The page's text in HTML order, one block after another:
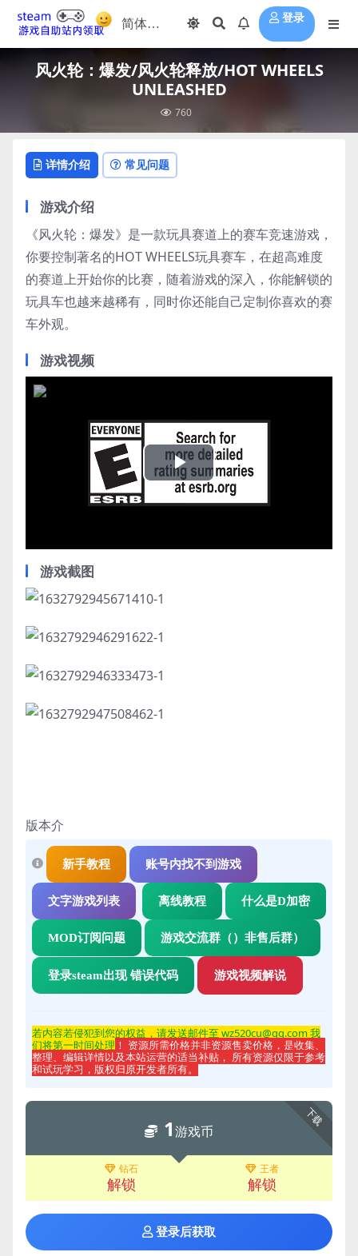
登录
风火轮：爆发/风火轮释放/HOT WHEELS
UNLEASHED
760
详情介绍 常见问题
游戏介绍
《风火轮：爆发》是一款玩具赛道上的赛车竞速游戏，
你要控制著名的HOT WHEELS玩具赛车，在超高难度
的赛道上开始你的比赛，随着游戏的深入，你能解锁的
玩具车也越来越稀有，同时你还能自己定制你喜欢的赛
车外观。
游戏视频
Play
游戏截图
版本介
新手教程 账号内找不到游戏
文字游戏列表 离线教程 什么是D加密
MOD订阅问题 游戏交流群（）非售后群）
登录steam出现 错误代码 游戏视频解说
若内容若侵犯到您的权益，请发送邮件至 wz520cu@qq.com 我
们将第一时间处理 ！ 资源所需价格并非资源售卖价格，是收集、
整理、编辑详情以及本站运营的适当补贴， 所有资源仅限于参考
和试玩学习，版权归原开发者所有。
下载
1游戏币
钻石
解锁
王者
解锁
登录后获取